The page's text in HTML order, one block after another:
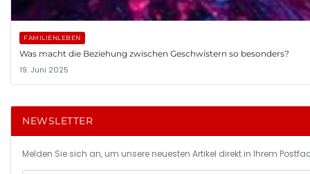
FAMILIENLEBEN
Was macht die Beziehung zwischen Geschwistern so besonders?
19. Juni 2025
NEWSLETTER
Melden Sie sich an, um unsere neuesten Artikel direkt in Ihrem